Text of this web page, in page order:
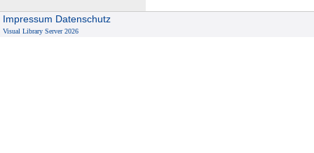
Impressum Datenschutz
Visual Library Server 2026